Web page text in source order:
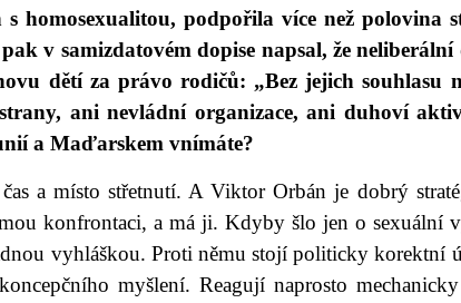
s homosexualitou, podpořila více než polovina
v samizdatovém dopise napsal, že neliberální
dětí za právo rodičů: „Bez jejich souhlasu
ani nevládní organizace, ani duhoví
a Maďarskem vnímáte?
a místo střetnutí. A Viktor Orbán je dobrý
konfrontaci, a má ji. Kdyby šlo jen o sexuální
vyhláškou. Proti němu stojí politicky korektní
myšlení. Reagují naprosto